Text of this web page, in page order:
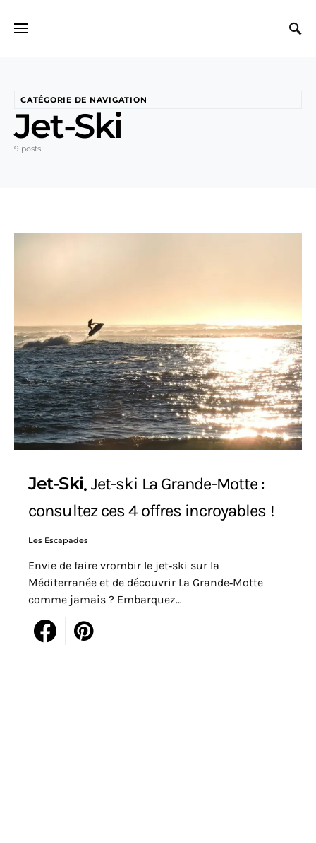
CATÉGORIE DE NAVIGATION
Jet-Ski
9 posts
Jet-Ski Jet-ski La Grande-Motte :
consultez ces 4 offres incroyables !
Les Escapades
Envie de faire vrombir le jet‑ski sur la
Méditerranée et de découvrir La Grande‑Motte
comme jamais ? Embarquez…